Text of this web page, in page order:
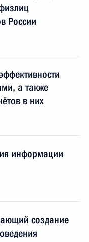
России
а также
в них
информации
создание